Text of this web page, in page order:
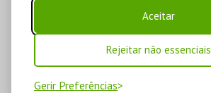
Aceitar
Rejeitar não essenciais
Gerir Preferências